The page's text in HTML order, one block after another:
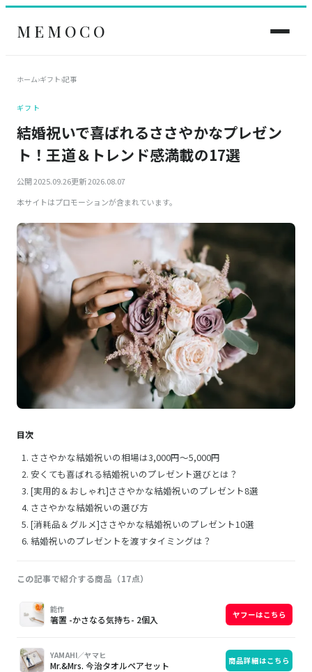
MEMOCO
ホーム›ギフト›記事
ギフト
結婚祝いで喜ばれるささやかなプレゼン
ト！王道＆トレンド感満載の17選
公開 2025.09.26更新 2026.08.07
本サイトはプロモーションが含まれています。
目次
ささやかな結婚祝いの相場は3,000円～5,000円
安くても喜ばれる結婚祝いのプレゼント選びとは？
[実用的＆おしゃれ]ささやかな結婚祝いのプレゼント8選
ささやかな結婚祝いの選び方
[消耗品＆グルメ]ささやかな結婚祝いのプレゼント10選
結婚祝いのプレゼントを渡すタイミングは？
この記事で紹介する商品（17点）
像
商
品
購
入
能作
箸置 -かさなる気持ち- 2個入 ヤフーはこちら
YAMAHI／ヤマヒ
Mr.&Mrs. 今治タオルペアセット 商品詳細はこちら